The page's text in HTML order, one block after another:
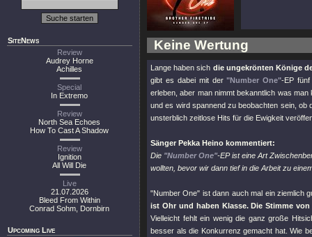
SiteNews
Review
Audrey Horne
Achilles
Special
In Extremo
Review
North Sea Echoes
How To Cast A Shadow
Review
Ignition
All Will Die
Live
21.07.2026
Bleed From Within
Conrad Sohm, Dornbirn
Upcoming Live
Keine Wertung
Lange haben sich die ungekrönten Könige
gibt es dabei mit der"Number One"-EP
erleben, aber man nimmt bekanntlich was
und es wird spannend zu beobachten sein, ob
unsterblich zeitlose Hits für die Ewigkeit
Sänger Pekka Heino kommentiert:
Die "Number One"-EP ist eine Art
wollten, bevor wir dann tief in die Arbeit zu
"Number One" ist dann auch mal ein ziemlich
ist Ohr und haben Klasse. Die Stimme
Vielleicht fehlt ein wenig die ganz große
besser als die Konkurrenz gemacht hat. Wie